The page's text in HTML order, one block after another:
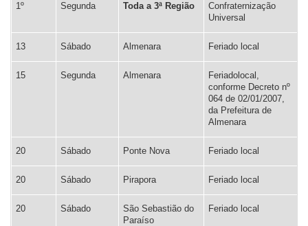
1º Segunda Toda a 3ª Região
Confraternização
Universal
13 Sábado Almenara Feriado local
15 Segunda Almenara
Feriadolocal,
conforme Decreto nº
064 de 02/01/2007,
da Prefeitura de
Almenara
20 Sábado Ponte Nova Feriado local
20 Sábado Pirapora Feriado local
20 Sábado
São Sebastião do
Paraíso
Feriado local